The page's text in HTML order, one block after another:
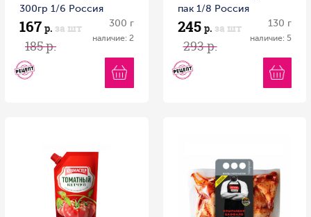
300гр 1/6 Россия
167 р. за шт
185 р.
300 г
наличие: 2
пак 1/8 Россия
245 р. за шт
293 р.
130 г
наличие: 5